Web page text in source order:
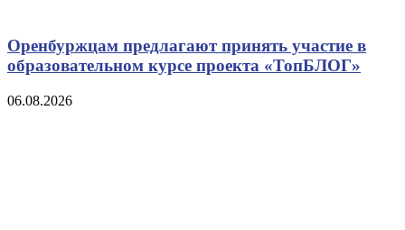
Оренбуржцам предлагают принять участие в
образовательном курсе проекта «ТопБЛОГ»
06.08.2026